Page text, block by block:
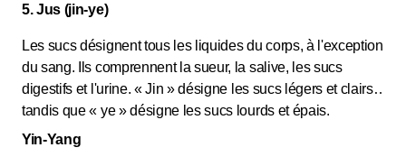
5. Jus (jin-ye)
Les sucs désignent tous les liquides du corps, à l'exception
du sang. Ils comprennent la sueur, la salive, les sucs
digestifs et l'urine. « Jin » désigne les sucs légers et clairs,
tandis que « ye » désigne les sucs lourds et épais.
Yin-Yang